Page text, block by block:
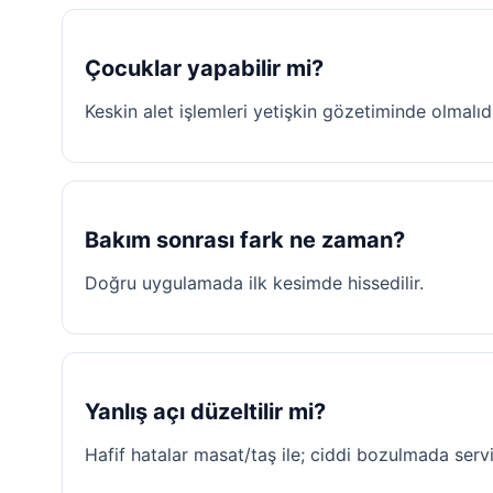
Çocuklar yapabilir mi?
Keskin alet işlemleri yetişkin gözetiminde
Bakım sonrası fark ne zaman?
Doğru uygulamada ilk kesimde hissedilir.
Yanlış açı düzeltilir mi?
Hafif hatalar masat/taş ile; ciddi bozulmada